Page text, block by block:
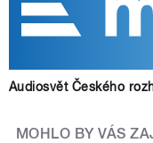
Audiosvět Českého
MOHLO BY VÁS